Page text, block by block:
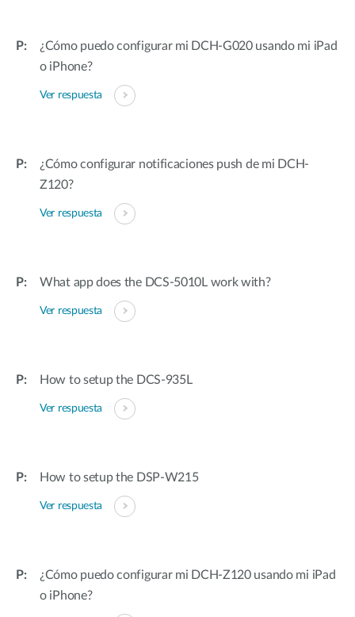
¿Cómo puedo configurar mi DCH-G020 usando mi iPad
o iPhone?
Ver respuesta
¿Cómo configurar notificaciones push de mi DCH-
Z120?
Ver respuesta
What app does the DCS-5010L work with?
Ver respuesta
How to setup the DCS-935L
Ver respuesta
How to setup the DSP-W215
Ver respuesta
¿Cómo puedo configurar mi DCH-Z120 usando mi iPad
o iPhone?